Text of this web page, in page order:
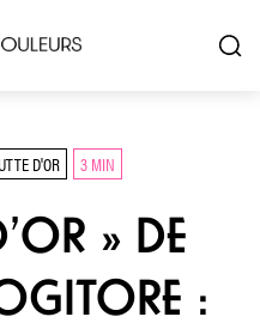
D'OR 3 MIN
» DE
: